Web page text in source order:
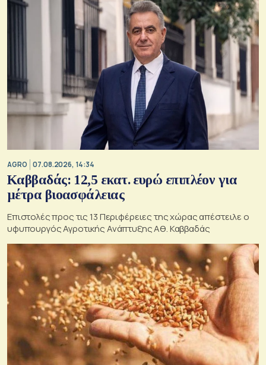
AGRO 07.08.2026, 14:34
Καββαδάς: 12,5 εκατ. ευρώ επιπλέον για
μέτρα βιοασφάλειας
Επιστολές προς τις 13 Περιφέρειες της χώρας απέστειλε ο
υφυπουργός Αγροτικής Ανάπτυξης Αθ. Καββαδάς